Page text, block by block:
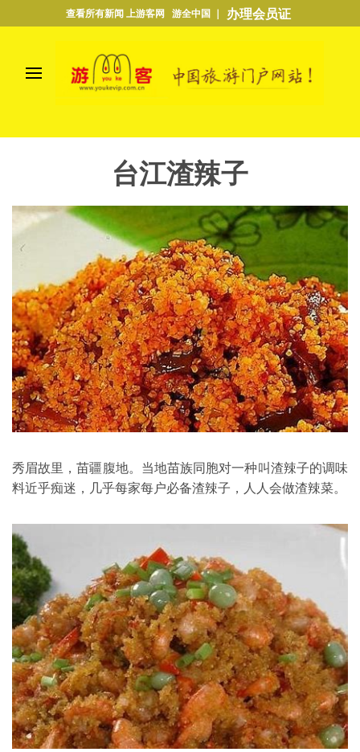
查看所有新闻 上游客网 游全中国 ｜ 办理会员证
台江渣辣子
秀眉故里，苗疆腹地。当地苗族同胞对一种叫渣辣子的调味
料近乎痴迷，几乎每家每户必备渣辣子，人人会做渣辣菜。